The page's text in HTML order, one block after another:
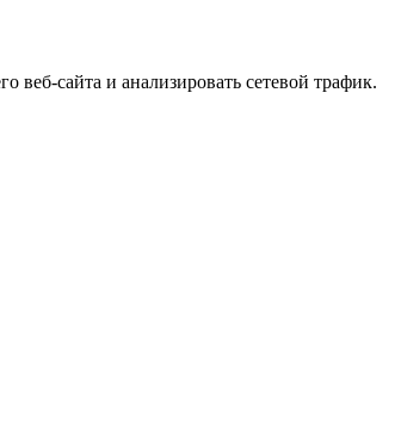
сайта и анализировать сетевой трафик.